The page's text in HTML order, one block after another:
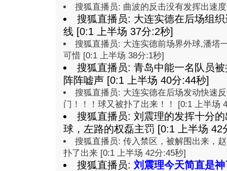
搜狐直播员: 曲波的反击没有发挥出速
搜狐直播员: 大连实德在后场组
线 [0:1 上半场 37分:2秒]
搜狐直播员: 大连实德前场界外球,潘塔
可惜 [0:1 上半场 38分:1秒]
搜狐直播员: 青岛中能一名队员
阵阵嘘声 [0:1 上半场 40分:44秒]
搜狐直播员: 大连实德在后场发动快速
门！！！球又被扑了出来！！ [0:1 上半场
搜狐直播员: 刘震理的发挥十分
球，左路的权磊主罚 [0:1 上半场 42
搜狐直播员: 传入禁区，被解围出来，
扑了出来 [0:1 上半场 42分:45秒]
搜狐直播员: 刘震理今天简直是